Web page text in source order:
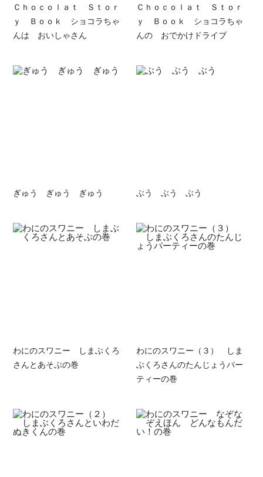
Ｃｈｏｃｏｌａｔ Ｓｔｏｒ
ｙ Ｂｏｏｋ ショコラちゃ
んは おいしゃさん
Ｃｈｏｃｏｌａｔ Ｓｔｏｒ
ｙ Ｂｏｏｋ ショコラちゃ
んの おでかけドライブ
ぎゅう ぎゅう ぎゅう ぶう ぶう ぶう
わにのスワニー しまぶくろ
さんとあそぶの巻
わにのスワニー（３） しま
ぶくろさんのたんじょうパー
ティーの巻